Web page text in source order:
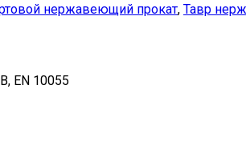
нержавеющий прокат, Тавр
EN 10055